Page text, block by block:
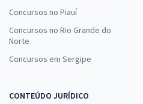
Concursos no Piauí
Concursos no Rio Grande do
Norte
Concursos em Sergipe
CONTEÚDO JURÍDICO